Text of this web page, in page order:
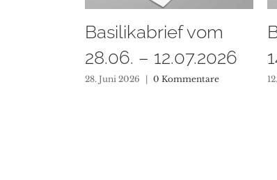
Basilikabrief vom
14.06. – 28.06.2026
12. Juni 2026 | 0 Kommentare